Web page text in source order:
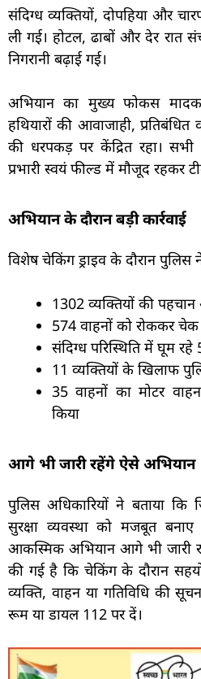
संदिग्ध व्यक्तियों, दोपहिया और
ली गई। होटल, ढाबों और देर रात
निगरानी बढ़ाई गई।
अभियान का मुख्य फोकस मादक
हथियारों की आवाजाही,
की धरपकड़ पर केंद्रित रहा।
प्रभारी स्वयं फील्ड में मौजूद रहकर
अभियान के दौरान बड़ी कार्रवाई
विशेष चेकिंग ड्राइव के दौरान
1302 व्यक्तियों की
574 वाहनों को रोककर चेक
संदिग्ध परिस्थिति में घूम रहे
11 व्यक्तियों के खिलाफ
35 वाहनों का मोटर
किया
आगे भी जारी रहेंगे ऐसे अभियान
पुलिस अधिकारियों ने बताया
सुरक्षा व्यवस्था को मजबूत
आकस्मिक अभियान आगे भी जारी
की गई है कि चेकिंग के दौरान
व्यक्ति, वाहन या गतिविधि की
रूम या डायल 112 पर दें।